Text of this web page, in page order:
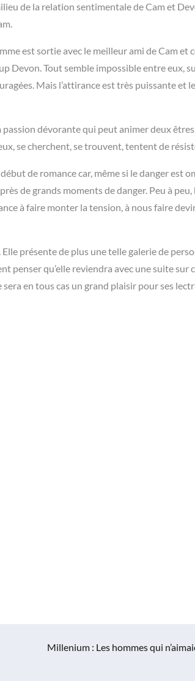
de la relation sentimentale de Cam et
est sortie avec le meilleur ami de Cam et
Devon. Tout semble impossible entre eux,
Mais l’attirance est très puissante et
passion dévorante qui peut animer deux
se cherchent, se trouvent, tentent de
de romance car, même si le danger est
de grands moments de danger. Peu à peu,
à faire monter la tension, à nous faire
présente de plus une telle galerie de
penser qu’elle reviendra avec une suite sur
en tous cas un grand plaisir pour ses
Millenium : Les hommes qui